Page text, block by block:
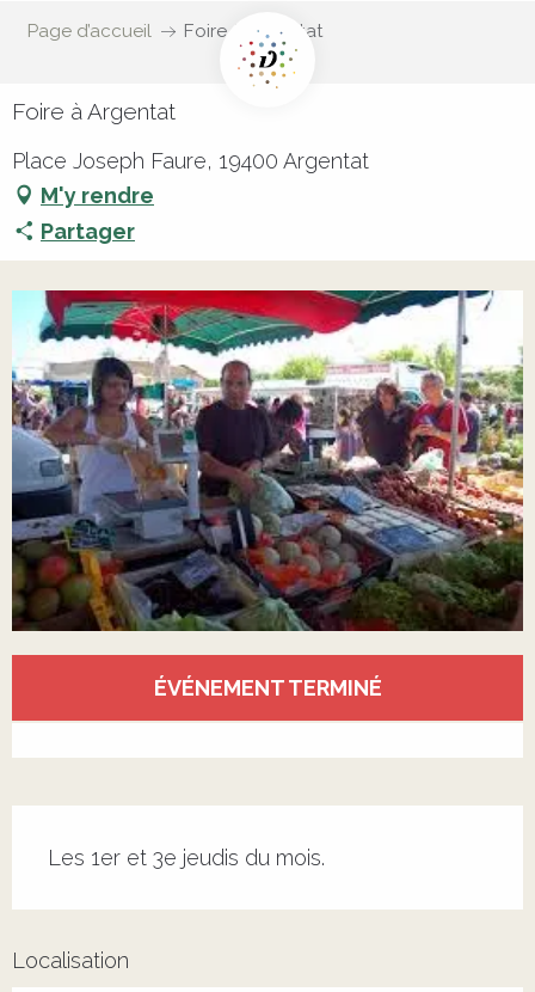
Page d’accueil Foire à Argentat
Foire à Argentat
Place Joseph Faure, 19400 Argentat
M'y rendre
Partager
Ouverture et coordonnées
ÉVÉNEMENT TERMINÉ
Les 1er et 3e jeudis du mois.
Localisation